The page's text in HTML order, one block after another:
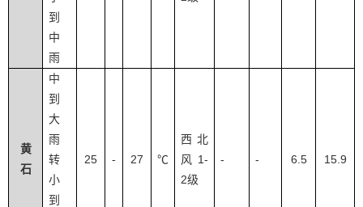
到
中
雨
黄
石
中
到
大
雨
转
小
到
25 - 27 ℃
西北
风 1-
2级
- - 6.5 15.9